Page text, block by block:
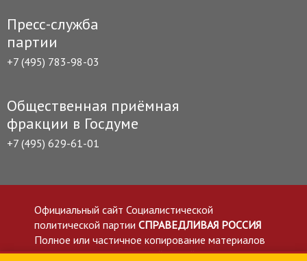
Пресс-служба
партии
+7 (495) 783-98-03
Общественная приёмная
фракции в Госдуме
+7 (495) 629-61-01
Официальный сайт Социалистической
политической партии СПРАВЕДЛИВАЯ РОССИЯ
Полное или частичное копирование материалов
приветствуется со ссылкой на сайт spravedlivo.ru